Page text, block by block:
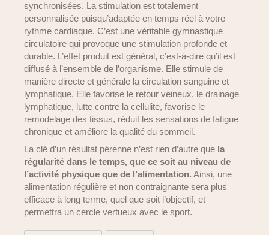
synchronisées. La stimulation est totalement
personnalisée puisqu’adaptée en temps réel à votre
rythme cardiaque. C’est une véritable gymnastique
circulatoire qui provoque une stimulation profonde et
durable. L’effet produit est général, c’est-à-dire qu’il est
diffusé à l’ensemble de l’organisme. Elle stimule de
manière directe et générale la circulation sanguine et
lymphatique. Elle favorise le retour veineux, le drainage
lymphatique, lutte contre la cellulite, favorise le
remodelage des tissus, réduit les sensations de fatigue
chronique et améliore la qualité du sommeil.
La clé d’un résultat pérenne n’est rien d’autre que la
régularité dans le temps, que ce soit au niveau de
l’activité physique que de l’alimentation. Ainsi, une
alimentation régulière et non contraignante sera plus
efficace à long terme, quel que soit l’objectif, et
permettra un cercle vertueux avec le sport.